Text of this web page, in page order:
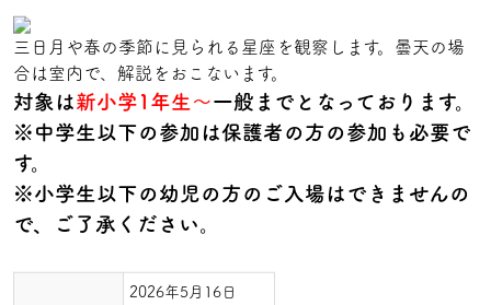
三日月や春の季節に見られる星座を観察します。曇天の場
合は室内で、解説をおこないます。
対象は新小学1年生～一般までとなっております。
※中学生以下の参加は保護者の方の参加も必要で
す。
※小学生以下の幼児の方のご入場はできませんの
で、ご了承ください。
2026年5月16日